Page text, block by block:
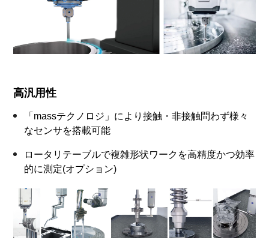
高汎用性
「massテクノロジ」により接触・非接触問わず様々
なセンサを搭載可能
ロータリテーブルで複雑形状ワークを高精度かつ効率
的に測定(オプション)